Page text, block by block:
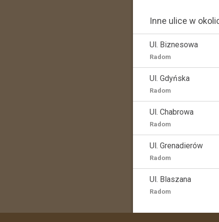
Inne ulice w
Ul. Biznesowa
Radom
Ul. Gdyńska
Radom
Ul. Chabrowa
Radom
Ul. Grenadierów
Radom
Ul. Blaszana
Radom